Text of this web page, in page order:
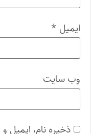
ایمیل *
وب‌ سایت
ذخیره نام، ایمیل